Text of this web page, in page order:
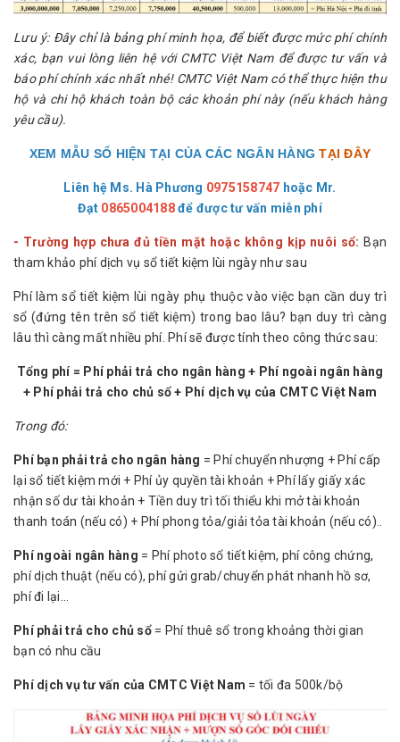
Lưu ý: Đây chỉ là bảng phí minh họa, để biết được mức phí chính
xác, bạn vui lòng liên hệ với CMTC Việt Nam để được tư vấn và
báo phí chính xác nhất nhé! CMTC Việt Nam có thể thực hiện thu
hộ và chi hộ khách toàn bộ các khoản phí này (nếu khách hàng
yêu cầu).
XEM MẪU SỔ HIỆN TẠI CỦA CÁC NGÂN HÀNGTẠI ĐÂY
Liên hệ Ms. Hà Phương 0975158747 hoặc Mr.
Đạt 0865004188 để được tư vấn miễn phí
- Trường hợp chưa đủ tiền mặt hoặc không kịp nuôi sổ: Bạn
tham khảo phí dịch vụ sổ tiết kiệm lùi ngày như sau
Phí làm sổ tiết kiệm lùi ngày phụ thuộc vào việc bạn cần duy trì
sổ (đứng tên trên sổ tiết kiệm) trong bao lâu? bạn duy trì càng
lâu thì càng mất nhiều phí. Phí sẽ được tính theo công thức sau:
Tổng phí = Phí phải trả cho ngân hàng + Phí ngoài ngân hàng
+ Phí phải trả cho chủ sổ + Phí dịch vụ của CMTC Việt Nam
Trong đó:
Phí bạn phải trả cho ngân hàng = Phí chuyển nhượng + Phí cấp
lại sổ tiết kiệm mới + Phí ủy quyền tài khoản + Phí lấy giấy xác
nhận số dư tài khoản + Tiền duy trì tối thiểu khi mở tài khoản
thanh toán (nếu có) + Phí phong tỏa/giải tỏa tài khoản (nếu có)..
Phí ngoài ngân hàng = Phí photo sổ tiết kiệm, phí công chứng,
phí dịch thuật (nếu có), phí gửi grab/chuyển phát nhanh hồ sơ,
phí đi lại...
Phí phải trả cho chủ sổ= Phí thuê sổ trong khoảng thời gian
bạn có nhu cầu
Phí dịch vụ tư vấn của CMTC Việt Nam = tối đa 500k/bộ